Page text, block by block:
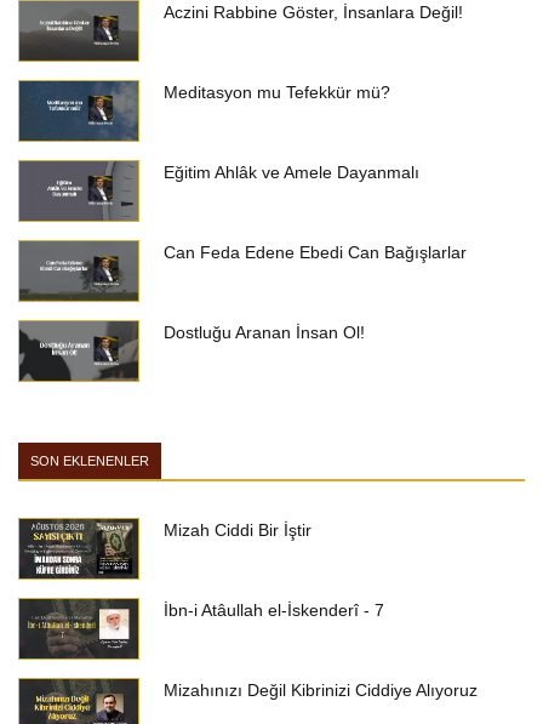
Aczini Rabbine Göster, İnsanlara Değil!
Meditasyon mu Tefekkür mü?
Eğitim Ahlâk ve Amele Dayanmalı
Can Feda Edene Ebedi Can Bağışlarlar
Dostluğu Aranan İnsan Ol!
SON EKLENENLER
Mizah Ciddi Bir İştir
İbn-i Atâullah el-İskenderî - 7
Mizahınızı Değil Kibrinizi Ciddiye Alıyoruz